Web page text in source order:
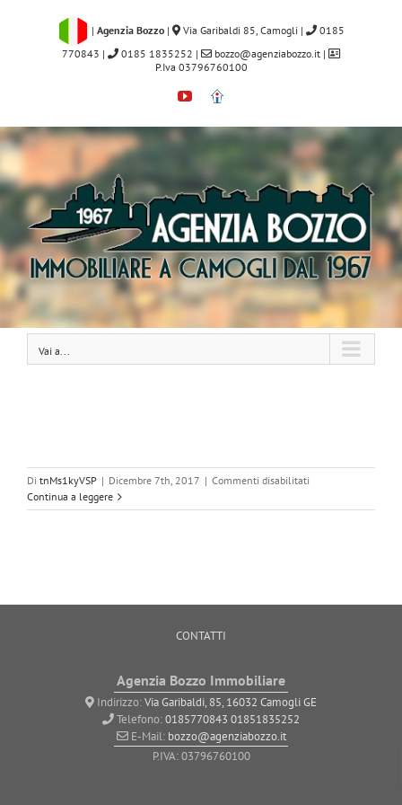
| Agenzia Bozzo | Via Garibaldi 85, Camogli |
0185
770843 | 0185 1835252 | bozzo@agenziabozzo.it|
P.Iva 03796760100
YouTube
Immobiliare.it
Vai a...
Di tnMs1kyVSP | Dicembre 7th, 2017 | Commenti disabilitati
Continua a leggere
CONTATTI
Agenzia Bozzo Immobiliare
Indirizzo:Via Garibaldi, 85, 16032 Camogli GE
Telefono:0185770843 01851835252
E-Mail: bozzo@agenziabozzo.it
P.IVA: 03796760100